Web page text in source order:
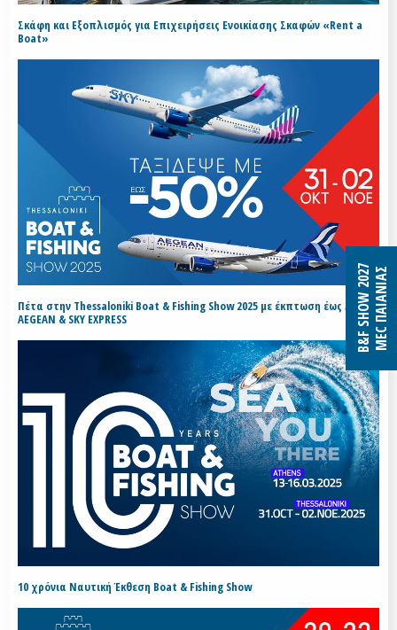
Σκάφη και Εξοπλισμός για Επιχειρήσεις Ενοικίασης Σκαφών «Rent a
Boat»
Πέτα στην Thessaloniki Boat & Fishing Show 2025 με έκπτωση έως 50% με
AEGEAN & SKY EXPRESS
10 χρόνια Ναυτική Έκθεση Boat & Fishing Show
B&F SHOW 2027MEC ΠΑΙΑΝΙΑΣ